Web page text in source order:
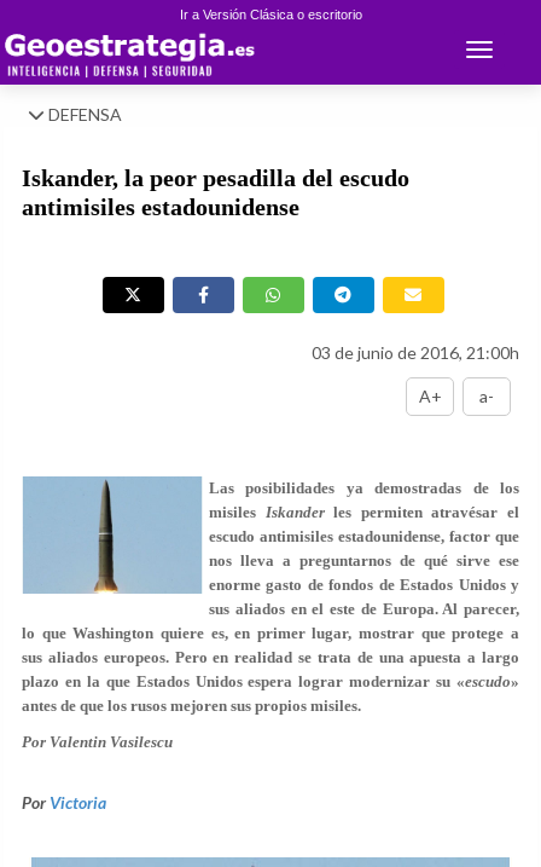
Ir a Versión Clásica o escritorio
Toggle
DEFENSA
Iskander, la peor pesadilla del escudo
antimisiles estadounidense
03 de junio de 2016, 21:00h
A+ a-
Las posibilidades ya demostradas de los
misiles Iskanderles permiten atravésar el
escudo antimisiles estadounidense, factor que
nos lleva a preguntarnos de qué sirve ese
enorme gasto de fondos de Estados Unidos y
sus aliados en el este de Europa. Al parecer,
lo que Washington quiere es, en primer lugar, mostrar que protege a
sus aliados europeos. Pero en realidad se trata de una apuesta a largo
plazo en la que Estados Unidos espera lograr modernizar su «escudo»
antes de que los rusos mejoren sus propios misiles.
Por Valentin Vasilescu
PorVictoria